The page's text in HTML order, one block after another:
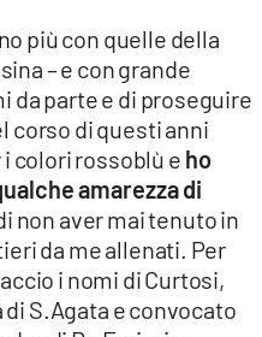
più con quelle della
– e con grande
da parte e di proseguire
corso di questi anni
colori rossoblù e ho
amarezza di
non aver mai tenuto in
da me allenati. Per
i nomi di Curtosi,
S.Agata e convocato